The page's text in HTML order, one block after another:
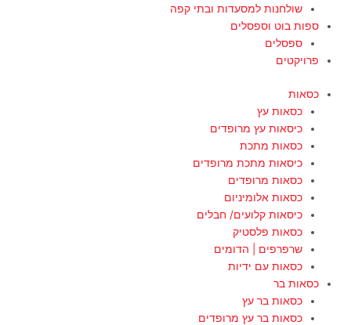
שולחנות למסעדות ובתי קפה
ספות בוט וספסלים
ספסלים
פרויקטים
כסאות
כסאות עץ
כיסאות עץ מרופדים
כסאות מתכת
כיסאות מתכת מרופדים
כסאות מרופדים
כסאות אלומיניום
כיסאות קלועים/ חבלים
כסאות פלסטיק
שרפרפים | הדומים
כסאות עם ידיות
כסאות בר
כסאות בר עץ
כסאות בר עץ מרופדים